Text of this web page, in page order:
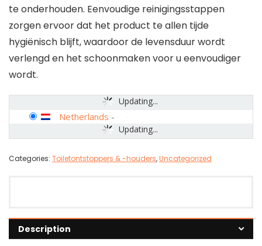
te onderhouden. Eenvoudige reinigingsstappen
zorgen ervoor dat het product te allen tijde
hygiënisch blijft, waardoor de levensduur wordt
verlengd en het schoonmaken voor u eenvoudiger
wordt.
Updating...
Updating...
Netherlands -
Categories: Toiletontstoppers & -houders,Uncategorized
Description